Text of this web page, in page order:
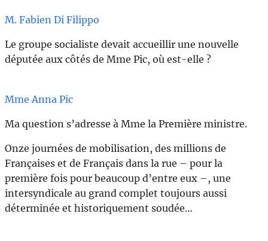
M. Fabien Di Filippo
Le groupe socialiste devait accueillir une nouvelle
députée aux côtés de Mme Pic, où est-elle ?
Mme Anna Pic
Ma question s’adresse à Mme la Première ministre.
Onze journées de mobilisation, des millions de
Françaises et de Français dans la rue – pour la
première fois pour beaucoup d’entre eux –, une
intersyndicale au grand complet toujours aussi
déterminée et historiquement soudée…